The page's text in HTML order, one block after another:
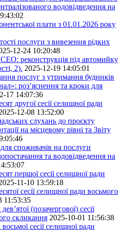
водовідведення на
плати з 01.01.2026 року
послуги з вивезення рідких
12-24 10:20:48
реконструкція під автомийку
2). 2025-12-19 14:05:01
послуг з утримання будинків
роз’яснення та кроки для
17 14:07:36
другої сесії селищної ради
12-08 13:52:00
слухань до проєкту
на місцевому рівні та Звіту
споживачів на послуги
та водовідведення на
першої сесії селищної ради
11-10 13:59:18
сесії селищної ради восьмого
11:53:35
(позачергової) сесії
скликання 2025-10-01 11:56:38
сесії селищної ради